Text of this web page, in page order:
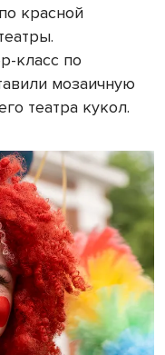
красной
класс по
мозаичную
театра кукол.